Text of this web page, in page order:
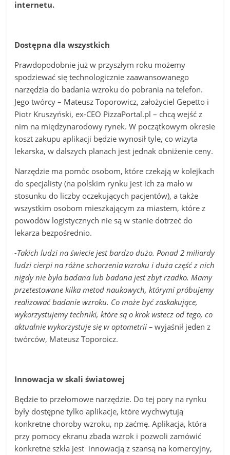
internetu.
Dostępna dla wszystkich
Prawdopodobnie już w przyszłym roku możemy
spodziewać się technologicznie zaawansowanego
narzędzia do badania wzroku do pobrania na telefon.
Jego twórcy – Mateusz Toporowicz, założyciel Gepetto i
Piotr Kruszyński, ex-CEO PizzaPortal.pl – chcą wejść z
nim na międzynarodowy rynek. W początkowym okresie
koszt zakupu aplikacji będzie wynosił tyle, co wizyta
lekarska, w dalszych planach jest jednak obniżenie ceny.
Narzędzie ma pomóc osobom, które czekają w kolejkach
do specjalisty (na polskim rynku jest ich za mało w
stosunku do liczby oczekujących pacjentów), a także
wszystkim osobom mieszkającym za miastem, które z
powodów logistycznych nie są w stanie dotrzeć do
lekarza bezpośrednio.
-Takich ludzi na świecie jest bardzo dużo. Ponad 2 miliardy
ludzi cierpi na różne schorzenia wzroku i duża część z nich
nigdy nie była badana lub badana jest zbyt rzadko. Mamy
przetestowane kilka metod naukowych, którymi próbujemy
realizować badanie wzroku. Co może być zaskakujące,
wykorzystujemy techniki, które są o krok wstecz od tego, co
aktualnie wykorzystuje się w optometrii –wyjaśnił jeden z
twórców, Mateusz Toporoicz.
Innowacja w skali światowej
Będzie to przełomowe narzędzie. Do tej pory na rynku
były dostępne tylko aplikacje, które wychwytują
konkretne choroby wzroku, np zaćmę. Aplikacja, która
przy pomocy ekranu zbada wzrok i pozwoli zamówić
konkretne szkła jest innowacją z szansą na komercyjny,